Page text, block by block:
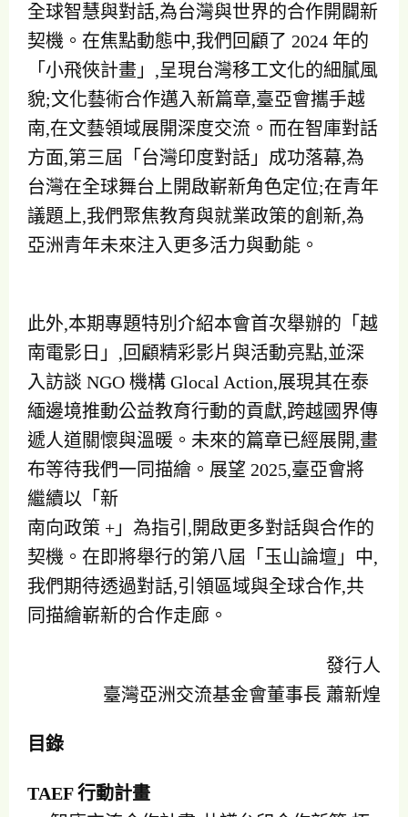
全球智慧與對話,為台灣與世界的合作開闢新
契機。在焦點動態中,我們回顧了 2024 年的
「小飛俠計畫」,呈現台灣移工文化的細膩風
貌;文化藝術合作邁入新篇章,臺亞會攜手越
南,在文藝領域展開深度交流。而在智庫對話
方面,第三屆「台灣印度對話」成功落幕,為
台灣在全球舞台上開啟嶄新角色定位;在青年
議題上,我們聚焦教育與就業政策的創新,為
亞洲青年未來注入更多活力與動能。
此外,本期專題特別介紹本會首次舉辦的「越
南電影日」,回顧精彩影片與活動亮點,並深
入訪談 NGO 機構 Glocal Action,展現其在泰
緬邊境推動公益教育行動的貢獻,跨越國界傳
遞人道關懷與溫暖。未來的篇章已經展開,畫
布等待我們一同描繪。展望 2025,臺亞會將
繼續以「新
南向政策 +」為指引,開啟更多對話與合作的
契機。在即將舉行的第八屆「玉山論壇」中,
我們期待透過對話,引領區域與全球合作,共
同描繪嶄新的合作走廊。
發行人
臺灣亞洲交流基金會董事長 蕭新煌
目錄
TAEF 行動計畫